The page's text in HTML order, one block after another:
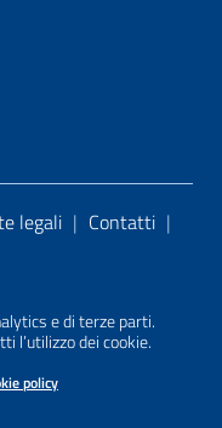
e di terze parti.
l’utilizzo dei cookie.
policy
legali | Contatti |
da